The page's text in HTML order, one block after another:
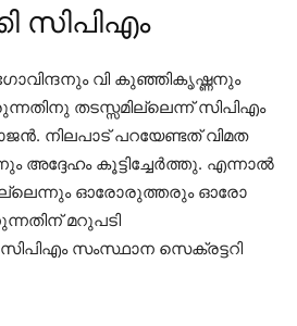
സിപിഎം
ഗോവിന്ദനും വി കുഞ്ഞികൃഷ്ണനും
തടസ്സമില്ലെന്ന് സിപിഎം
നിലപാട് പറയേണ്ടത് വിമത
കൂട്ടിച്ചേര്‍ത്തു. എന്നാല്‍
ഓരോരുത്തരും ഓരോ
മറുപടി
സംസ്ഥാന സെക്രട്ടറി